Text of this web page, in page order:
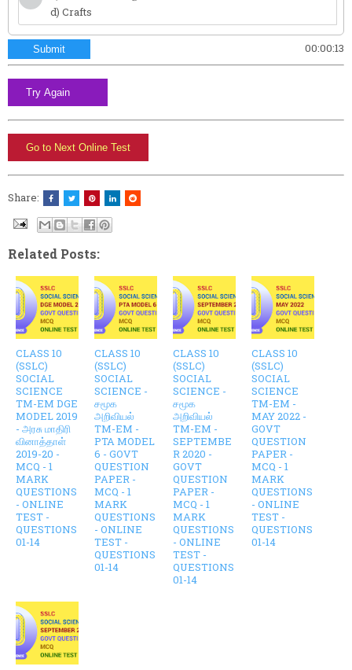
d) Crafts
Submit 00:00:14
Share:
Related Posts:
CLASS 10
(SSLC)
SOCIAL
SCIENCE
TM-EM DGE
MODEL 2019
- அரசு மாதிரி
வினாத்தாள்
2019-20 -
MCQ - 1
MARK
QUESTIONS
- ONLINE
TEST -
QUESTIONS
01-14
CLASS 10
(SSLC)
SOCIAL
SCIENCE -
சமூக
அறிவியல்
TM-EM -
PTA MODEL
6 - GOVT
QUESTION
PAPER -
MCQ - 1
MARK
QUESTIONS
- ONLINE
TEST -
QUESTIONS
01-14
CLASS 10
(SSLC)
SOCIAL
SCIENCE -
சமூக
அறிவியல்
TM-EM -
SEPTEMBE
R 2020 -
GOVT
QUESTION
PAPER -
MCQ - 1
MARK
QUESTIONS
- ONLINE
TEST -
QUESTIONS
01-14
CLASS 10
(SSLC)
SOCIAL
SCIENCE
TM-EM -
MAY 2022 -
GOVT
QUESTION
PAPER -
MCQ - 1
MARK
QUESTIONS
- ONLINE
TEST -
QUESTIONS
01-14